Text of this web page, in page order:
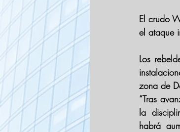
El crudo
el ataque
Los
zona de
“Tras
la
habrá